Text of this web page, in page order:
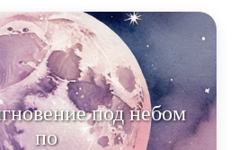
под небом
звезд д